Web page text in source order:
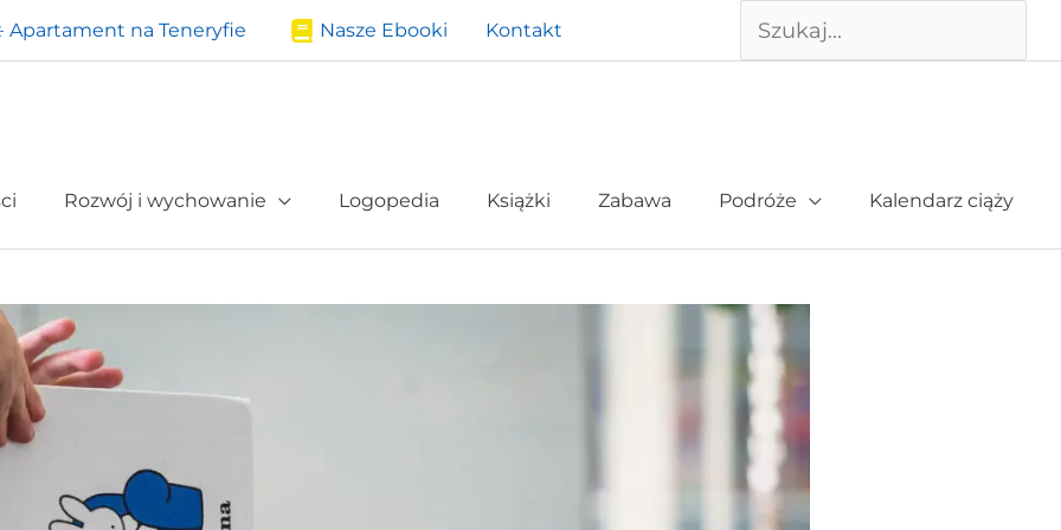
Apartament na Teneryfie Nasze Ebooki Kontakt Szukaj
Rozwój i wychowanie Logopedia Książki Zabawa Podróże Kalendarz ciąży